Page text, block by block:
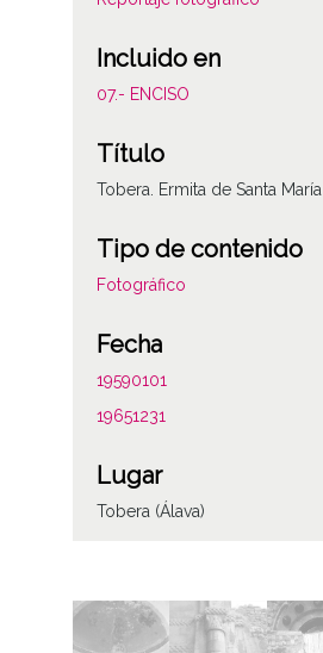
Incluido en
07.- ENCISO
Título
Tobera. Ermita de Santa María
Tipo de contenido
Fotográfico
Fecha
19590101
19651231
Lugar
Tobera (Álava)
ENC-PP-00801-00804
ENC-NP-001-012-021 a 24